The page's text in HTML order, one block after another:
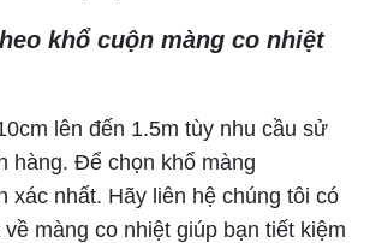
khổ cuộn màng co nhiệt
lên đến 1.5m tùy nhu cầu sử
hàng. Để chọn khổ màng
xác nhất. Hãy liên hệ chúng tôi có
màng co nhiệt giúp bạn tiết kiệm